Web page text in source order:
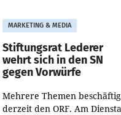
freigegeben: Die
Bundeswettbewerbsbehörde
und der Bundeskartellanwalt
MARKETING & MEDIA
Stiftungsrat Lederer
wehrt sich in den SN
gegen Vorwürfe
Mehrere Themen
derzeit den ORF. Am